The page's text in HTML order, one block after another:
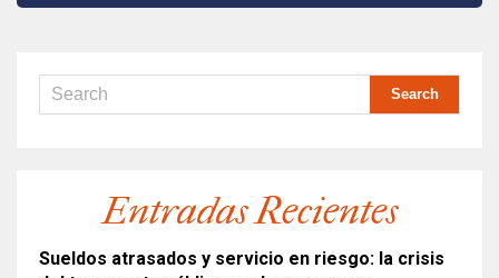
Entradas Recientes
Sueldos atrasados y servicio en riesgo: la crisis